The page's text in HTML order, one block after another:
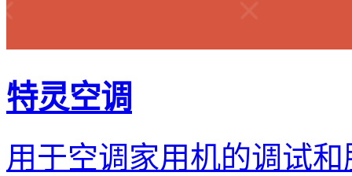
特灵空调
用于空调家用机的调试